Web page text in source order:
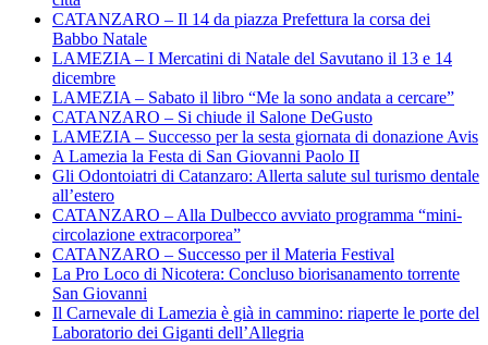
CATANZARO – Il 14 da piazza Prefettura la corsa dei
Babbo Natale
LAMEZIA – I Mercatini di Natale del Savutano il 13 e 14
dicembre
LAMEZIA – Sabato il libro “Me la sono andata a cercare”
CATANZARO – Si chiude il Salone DeGusto
LAMEZIA – Successo per la sesta giornata di donazione Avis
A Lamezia la Festa di San Giovanni Paolo II
Gli Odontoiatri di Catanzaro: Allerta salute sul turismo dentale
all’estero
CATANZARO – Alla Dulbecco avviato programma “mini-
circolazione extracorporea”
CATANZARO – Successo per il Materia Festival
La Pro Loco di Nicotera: Concluso biorisanamento torrente
San Giovanni
Il Carnevale di Lamezia è già in cammino: riaperte le porte del
Laboratorio dei Giganti dell’Allegria